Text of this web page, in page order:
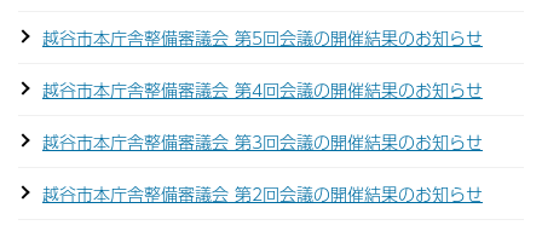
越谷市本庁舎整備審議会 第5回会議の開催結果のお知らせ
越谷市本庁舎整備審議会 第4回会議の開催結果のお知らせ
越谷市本庁舎整備審議会 第3回会議の開催結果のお知らせ
越谷市本庁舎整備審議会 第2回会議の開催結果のお知らせ